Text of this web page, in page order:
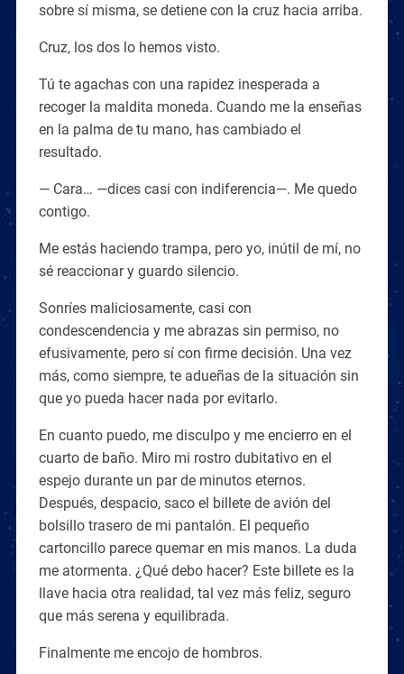
sobre sí misma, se detiene con la cruz hacia arriba.
Cruz, los dos lo hemos visto.
Tú te agachas con una rapidez inesperada a
recoger la maldita moneda. Cuando me la enseñas
en la palma de tu mano, has cambiado el
resultado.
— Cara… —dices casi con indiferencia—. Me quedo
contigo.
Me estás haciendo trampa, pero yo, inútil de mí, no
sé reaccionar y guardo silencio.
Sonríes maliciosamente, casi con
condescendencia y me abrazas sin permiso, no
efusivamente, pero sí con firme decisión. Una vez
más, como siempre, te adueñas de la situación sin
que yo pueda hacer nada por evitarlo.
En cuanto puedo, me disculpo y me encierro en el
cuarto de baño. Miro mi rostro dubitativo en el
espejo durante un par de minutos eternos.
Después, despacio, saco el billete de avión del
bolsillo trasero de mi pantalón. El pequeño
cartoncillo parece quemar en mis manos. La duda
me atormenta. ¿Qué debo hacer? Este billete es la
llave hacia otra realidad, tal vez más feliz, seguro
que más serena y equilibrada.
Finalmente me encojo de hombros.